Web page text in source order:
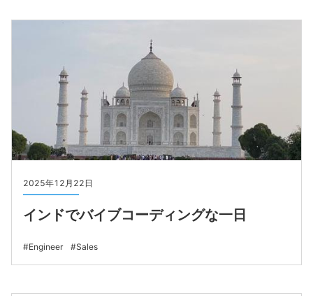
2025年12月22日
インドでバイブコーディングな一日
Engineer Sales